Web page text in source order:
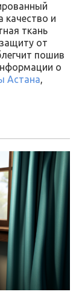
качество и
ткань
от
пошив
о
Астана,